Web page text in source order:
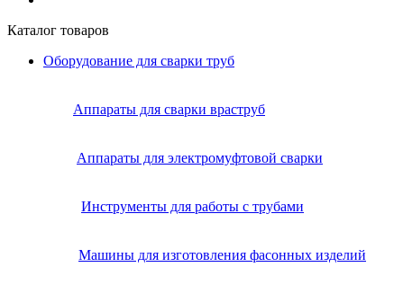
Каталог товаров
Оборудование для сварки труб
Аппараты для сварки враструб
Аппараты для электромуфтовой сварки
Инструменты для работы с трубами
Машины для изготовления фасонных изделий